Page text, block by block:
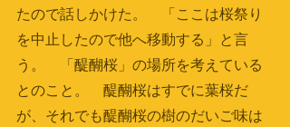
たので話しかけた。　「ここは桜祭り
を中止したので他へ移動する」と言
う。　「醍醐桜」の場所を考えている
とのこと。　醍醐桜はすでに葉桜だ
が、それでも醍醐桜の樹のだいご味は